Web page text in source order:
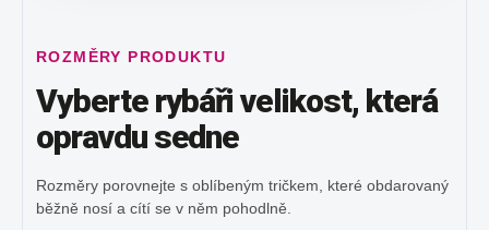
ROZMĚRY PRODUKTU
Vyberte rybáři velikost, která
opravdu sedne
Rozměry porovnejte s oblíbeným tričkem, které obdarovaný
běžně nosí a cítí se v něm pohodlně.